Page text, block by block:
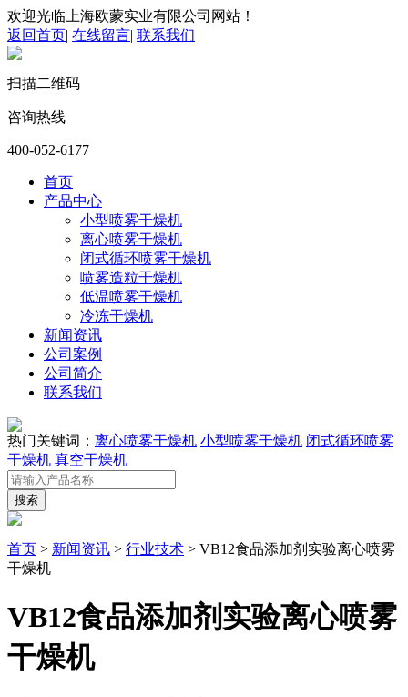
欢迎光临上海欧蒙实业有限公司网站！
返回首页| 在线留言| 联系我们
扫描二维码
咨询热线
400-052-6177
首页
产品中心
小型喷雾干燥机
离心喷雾干燥机
闭式循环喷雾干燥机
喷雾造粒干燥机
低温喷雾干燥机
冷冻干燥机
新闻资讯
公司案例
公司简介
联系我们
热门关键词： 离心喷雾干燥机 小型喷雾干燥机 闭式循环喷雾
干燥机 真空干燥机
首页 > 新闻资讯 > 行业技术 > VB12食品添加剂实验离心喷雾
干燥机
VB12食品添加剂实验离心喷雾
干燥机